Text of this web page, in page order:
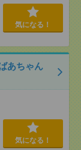
気になる！
あちゃん
気になる！